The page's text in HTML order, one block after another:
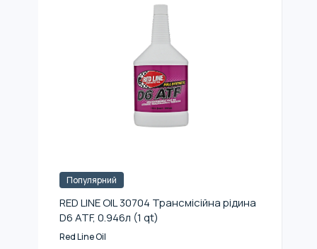
Популярний
RED LINE OIL 30704 Трансмісійна рідина
D6 ATF, 0.946л (1 qt)
Red Line Oil